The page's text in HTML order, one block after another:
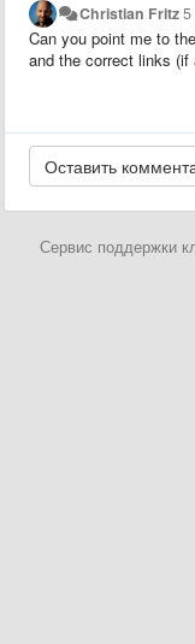
Christian Fritz5
Can you point me to
and the correct links (if
Сервис поддержки